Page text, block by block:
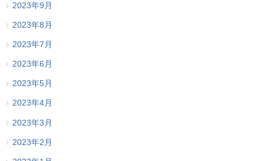
2023年9月
2023年8月
2023年7月
2023年6月
2023年5月
2023年4月
2023年3月
2023年2月